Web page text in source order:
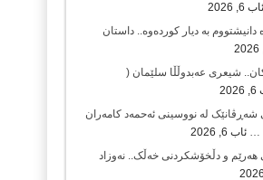
ئاب 6, 2026
دانیشتووم بە دیار کوردەوە.. داستان
شیعری عەبدوڵڵا سلێمان (
شەڕڤانێک لە نووسینی ئەحمەد کامەران
… ئاب 6, 2026
هەرێم و دڵخۆشکردنی خەڵک.. نەوزاد